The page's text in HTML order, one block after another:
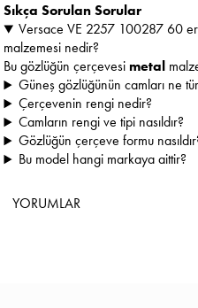
Sıkça Sorulan Sorular
Versace VE 2257 100287 60
malzemesi nedir?
Bu gözlüğün çerçevesimetal
Güneş gözlüğünün camları ne
Çerçevenin rengi nedir?
Camların rengi ve tipi nasıldır?
Gözlüğün çerçeve formu
Bu model hangi markaya aittir?
YORUMLAR